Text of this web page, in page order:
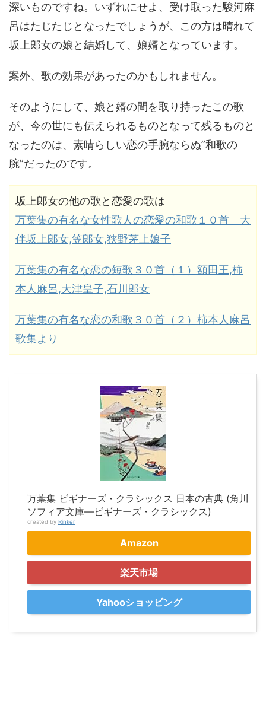
深いものですね。いずれにせよ、受け取った駿河麻
呂はたじたじとなったでしょうが、この方は晴れて
坂上郎女の娘と結婚して、娘婿となっています。
案外、歌の効果があったのかもしれません。
そのようにして、娘と婿の間を取り持ったこの歌
が、今の世にも伝えられるものとなって残るものと
なったのは、素晴らしい恋の手腕ならぬ”和歌の
腕”だったのです。
坂上郎女の他の歌と恋愛の歌は
万葉集の有名な女性歌人の恋愛の和歌１０首 大
伴坂上郎女,笠郎女,狭野茅上娘子
万葉集の有名な恋の短歌３０首（１）額田王,柿
本人麻呂,大津皇子,石川郎女
万葉集の有名な恋の和歌３０首（２）柿本人麻呂
歌集より
万葉集 ビギナーズ・クラシックス 日本の古典 (角川
ソフィア文庫―ビギナーズ・クラシックス)
created by Rinker
Amazon
楽天市場
Yahooショッピング